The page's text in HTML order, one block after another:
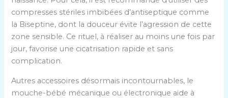
compresses stériles imbibées d’antiseptique comme
la Biseptine, dont la douceur évite l’agression de cette
zone sensible. Ce rituel, à réaliser au moins une fois par
jour, favorise une cicatrisation rapide et sans
complication.
Autres accessoires désormais incontournables, le
mouche-bébé mécanique ou électronique aide à